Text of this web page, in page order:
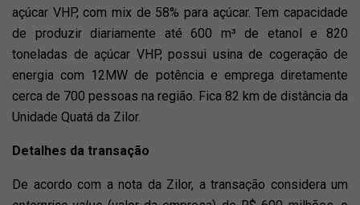
açúcar VHP, com mix de 58% para açúcar. Tem capacidade
de produzir diariamente até 600 m³ de etanol e 820
toneladas de açúcar VHP, possui usina de cogeração de
energia com 12MW de potência e emprega diretamente
cerca de 700 pessoas na região. Fica 82 km de distância da
Unidade Quatá da Zilor.
Detalhes da transação
De acordo com a nota da Zilor, a transação considera um